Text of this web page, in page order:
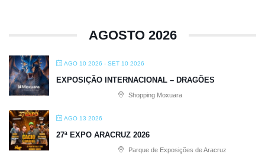
AGOSTO 2026
AGO 10 2026 - SET 10 2026
EXPOSIÇÃO INTERNACIONAL – DRAGÕES
Shopping Moxuara
AGO 13 2026
27ª EXPO ARACRUZ 2026
Parque de Exposições de Aracruz